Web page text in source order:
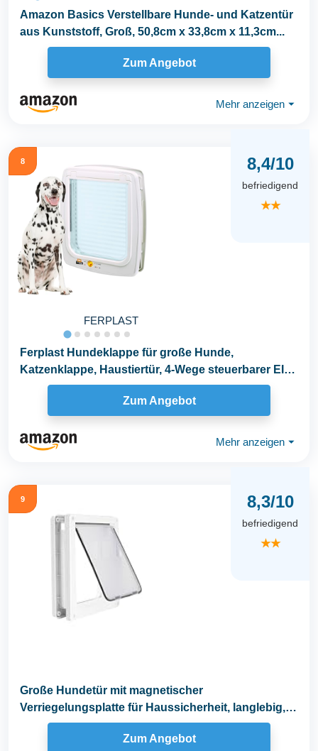
Amazon Basics Verstellbare Hunde- und Katzentür
aus Kunststoff, Groß, 50,8cm x 33,8cm x 11,3cm...
Zum Angebot
Mehr anzeigen ⏷
8
FERPLAST
8,4/10
befriedigend
★★
Ferplast Hundeklappe für große Hunde,
Katzenklappe, Haustiertür, 4-Wege steuerbarer EIN-
und...
Zum Angebot
Mehr anzeigen ⏷
9 8,3/10
befriedigend
★★
Große Hundetür mit magnetischer
Verriegelungsplatte für Haussicherheit, langlebig,
wetterfest...
Zum Angebot